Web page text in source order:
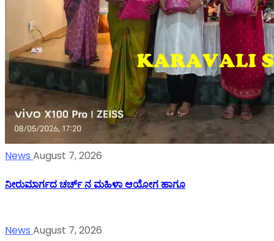
News August 7, 2026
ನೀರುಮಾರ್ಗದ ಚರ್ಚ್ ನ ಮಹಿಳಾ ಆಯೋಗ ಹಾಗೂ
News August 7, 2026